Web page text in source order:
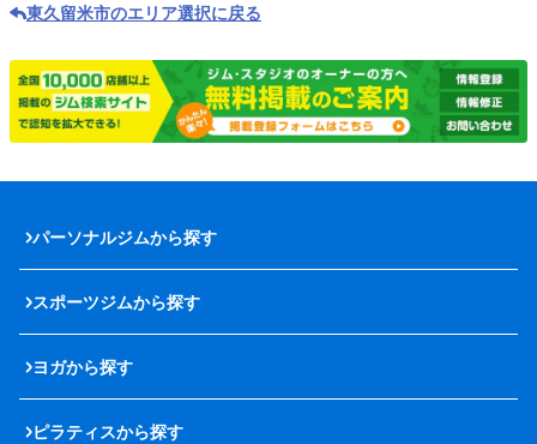
東久留米市のエリア選択に戻る
パーソナルジムから探す
スポーツジムから探す
ヨガから探す
ピラティスから探す